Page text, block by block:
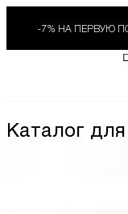
-7% НА ПЕРВУЮ
Каталог